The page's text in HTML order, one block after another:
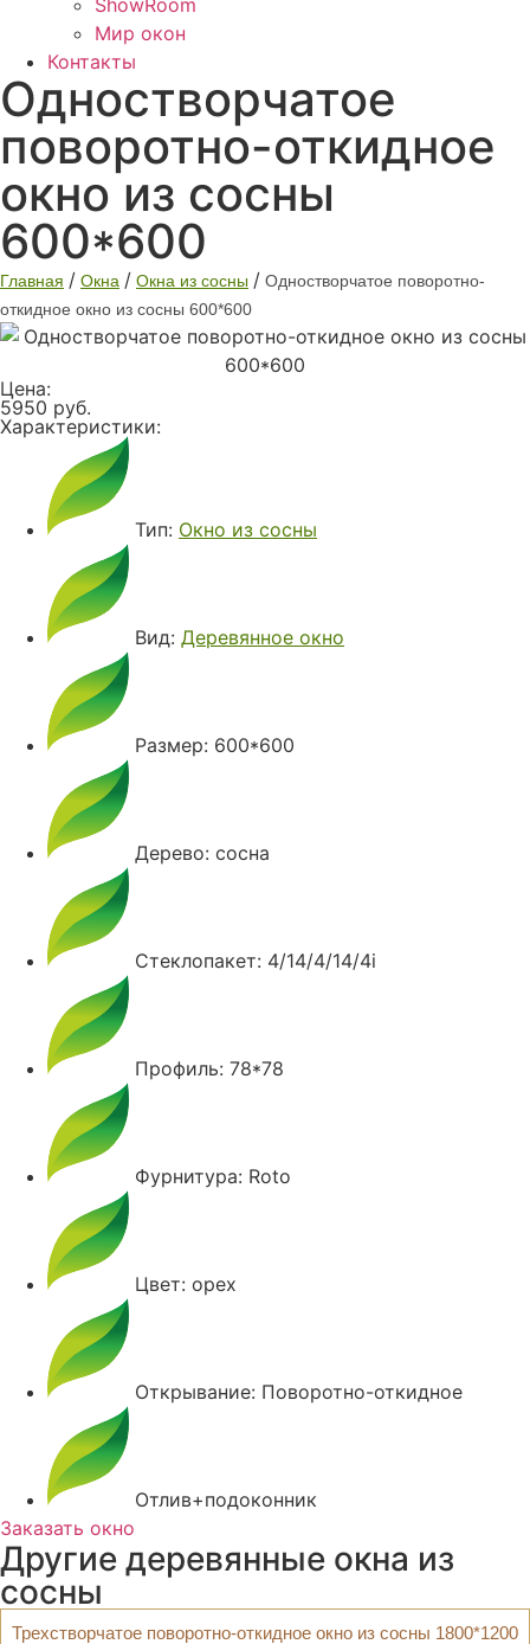
ShowRoom
Мир окон
Контакты
Одностворчатое
поворотно-откидное
окно из сосны
600*600
Главная / Окна / Окна из сосны / Одностворчатое поворотно-
откидное окно из сосны 600*600
Цена:
5950 руб.
Характеристики:
Тип: Окно из сосны
Вид: Деревянное окно
Размер: 600*600
Дерево: сосна
Стеклопакет: 4/14/4/14/4i
Профиль: 78*78
Фурнитура: Roto
Цвет: орех
Открывание: Поворотно-откидное
Отлив+подоконник
Заказать окно
Другие деревянные окна из
сосны
Трехстворчатое поворотно-откидное окно из сосны 1800*1200